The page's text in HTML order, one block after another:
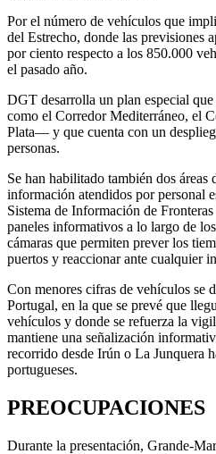
Por el número de vehículos que
del Estrecho, donde las previsiones
por ciento respecto a los 850.000
el pasado año.
DGT desarrolla un plan especial
como el Corredor Mediterráneo, el
Plata— y que cuenta con un
personas.
Se han habilitado también dos áreas
información atendidos por personal
Sistema de Información de
paneles informativos a lo largo de
cámaras que permiten prever los
puertos y reaccionar ante cualquier
Con menores cifras de vehículos se
Portugal, en la que se prevé que
vehículos y donde se refuerza la
mantiene una señalización
recorrido desde Irún o La Junquera
portugueses.
PREOCUPACIONES
Durante la presentación, Grande-